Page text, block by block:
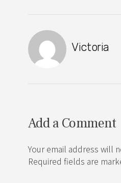
Victoria
Add a Comment
Your email address will
Required fields are